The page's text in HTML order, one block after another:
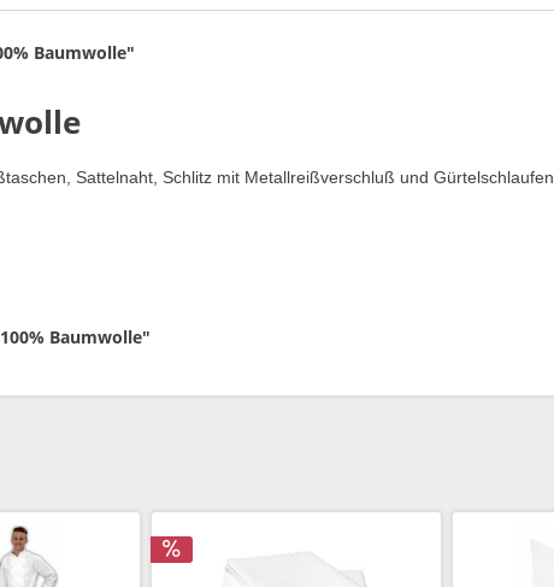
Baumwolle"
Sattelnaht, Schlitz mit Metallreißverschluß und Gürtelschlaufen.
Baumwolle"